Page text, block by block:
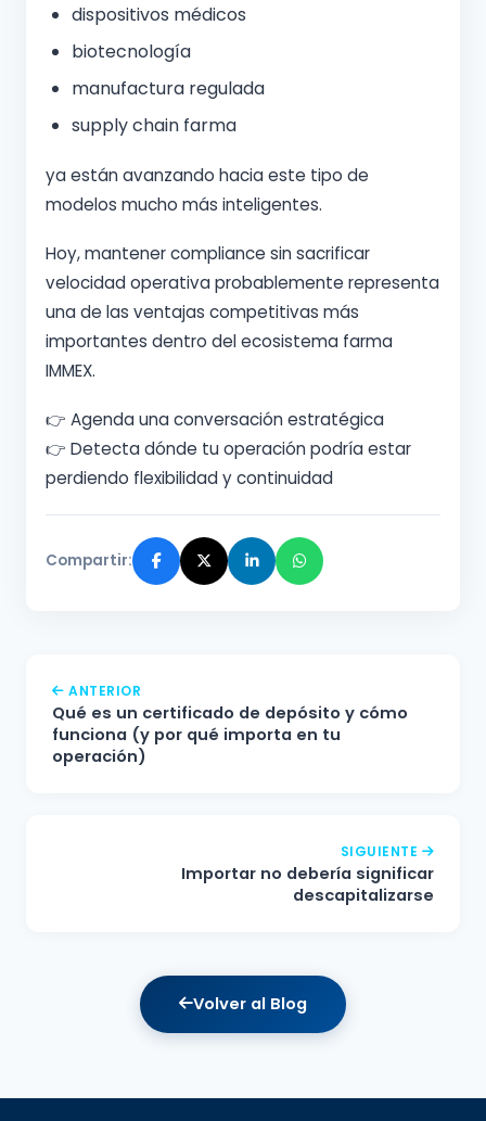
dispositivos médicos
biotecnología
manufactura regulada
supply chain farma
ya están avanzando hacia este tipo de
modelos mucho más inteligentes.
Hoy, mantener compliance sin sacrificar
velocidad operativa probablemente representa
una de las ventajas competitivas más
importantes dentro del ecosistema farma
IMMEX.
👉 Agenda una conversación estratégica
👉 Detecta dónde tu operación podría estar
perdiendo flexibilidad y continuidad
Compartir:
ANTERIOR
Qué es un certificado de depósito y cómo
funciona (y por qué importa en tu
operación)
SIGUIENTE
Importar no debería significar
descapitalizarse
Volver al Blog